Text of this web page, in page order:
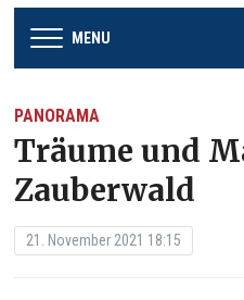
MENU
PANORAMA
Träume und
Zauberwald
21. November 2021 18:15